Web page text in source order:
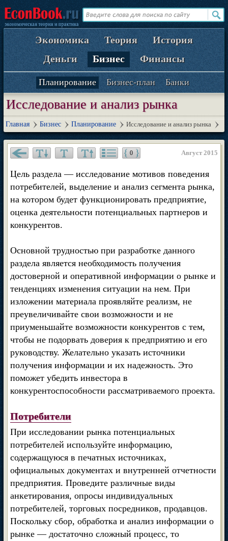
Экономика Теория
История
Деньги
Бизнес Финансы
Планирование Бизнес-план Банки
Исследование и анализ рынка
Главная Бизнес Планирование Исследование и анализ рынка
0 Август 2015
Цель раздела — исследование мотивов поведения
потребителей, выделение и анализ сегмента рынка,
на котором будет функционировать предприятие,
оценка деятельности потенциальных партнеров и
конкурентов.
Основной трудностью при разработке данного
раздела является необходимость получения
достоверной и оперативной информации о рынке и
тенденциях изменения ситуации на нем. При
изложении материала проявляйте реализм, не
преувеличивайте свои возможности и не
приуменьшайте возможности конкурентов с тем,
чтобы не подорвать доверия к предприятию и его
руководству. Желательно указать источники
получения информации и их надежность. Это
поможет убедить инвестора в
конкурентоспособности рассматриваемого проекта.
Потребители
При исследовании рынка потенциальных
потребителей используйте информацию,
содержащуюся в печатных источниках,
официальных документах и внутренней отчетности
предприятия. Проведите различные виды
анкетирования, опросы индивидуальных
потребителей, торговых посредников, продавцов.
Поскольку сбор, обработка и анализ информации о
рынке — достаточно сложный процесс, то